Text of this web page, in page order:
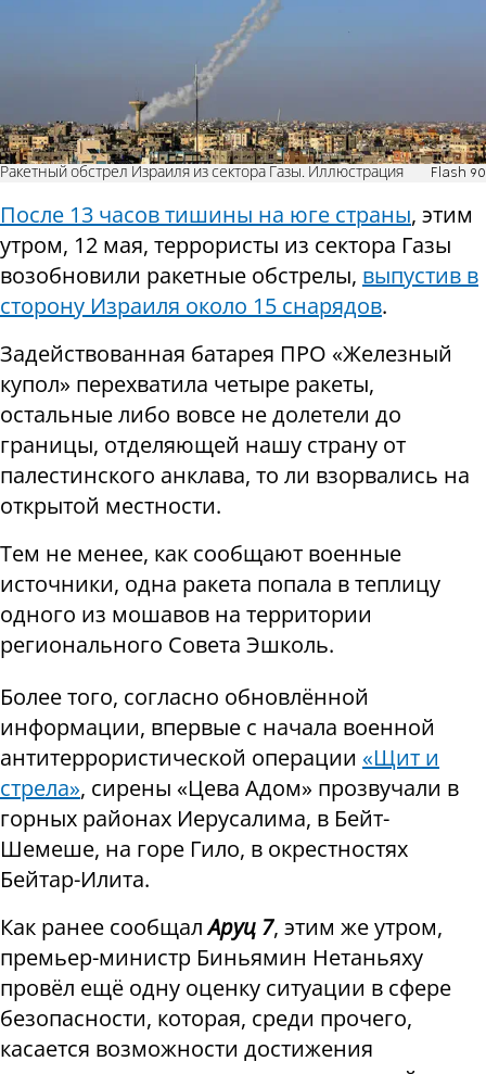
Ракетный обстрел Израиля из сектора Газы. Иллюстрация Flash 90
После 13 часов тишины на юге страны, этим
утром, 12 мая, террористы из сектора Газы
возобновили ракетные обстрелы, выпустив в
сторону Израиля около 15 снарядов.
Задействованная батарея ПРО «Железный
купол» перехватила четыре ракеты,
остальные либо вовсе не долетели до
границы, отделяющей нашу страну от
палестинского анклава, то ли взорвались на
открытой местности.
Тем не менее, как сообщают военные
источники, одна ракета попала в теплицу
одного из мошавов на территории
регионального Совета Эшколь.
Более того, согласно обновлённой
информации, впервые с начала военной
антитеррористической операции «Щит и
стрела», сирены «Цева Адом» прозвучали в
горных районах Иерусалима, в Бейт-
Шемеше, на горе Гило, в окрестностях
Бейтар-Илита.
Как ранее сообщалАруц 7, этим же утром,
премьер-министр Биньямин Нетаньяху
провёл ещё одну оценку ситуации в сфере
безопасности, которая, среди прочего,
касается возможности достижения